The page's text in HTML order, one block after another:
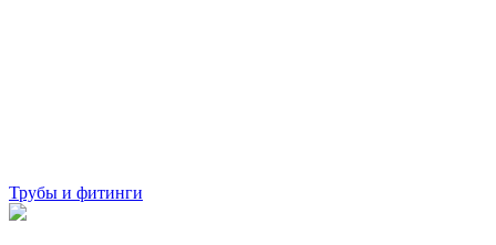
Трубы и фитинги